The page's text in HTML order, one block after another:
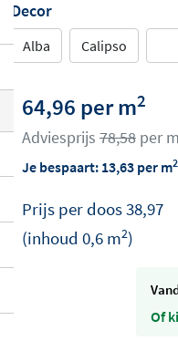
Decor
Alba Calipso
64,96 per m2
Adviesprijs 78,58 per m
Je bespaart: 13,63 per m2
Prijs per doos38,97
(inhoud 0,6 m2)
Of